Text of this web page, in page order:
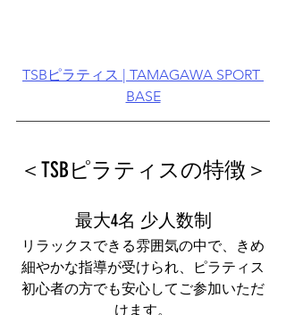
TSBピラティス | TAMAGAWA SPORT
BASE
＜TSBピラティスの特徴＞
​最大4名 少人数制
リラックスできる雰囲気の中で、きめ
細やかな指導が受けられ、ピラティス
初心者の方でも安心してご参加いただ
けます。